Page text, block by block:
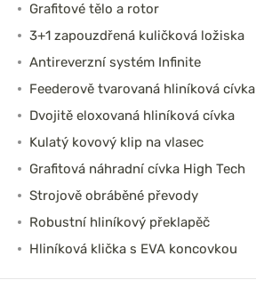
Grafitové tělo a rotor
3+1 zapouzdřená kuličková ložiska
Antireverzní systém Infinite
Feederově tvarovaná hliníková cívka
Dvojitě eloxovaná hliníková cívka
Kulatý kovový klip na vlasec
Grafitová náhradní cívka High Tech
Strojově obráběné převody
Robustní hliníkový překlapěč
Hliníková klička s EVA koncovkou